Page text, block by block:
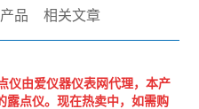
品 相关文章
仪由爱仪器仪表网代理，本产
露点仪。现在热卖中，如需购